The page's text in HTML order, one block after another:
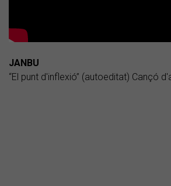
JANBU
“El punt d'inflexió” (autoeditat) Cançó